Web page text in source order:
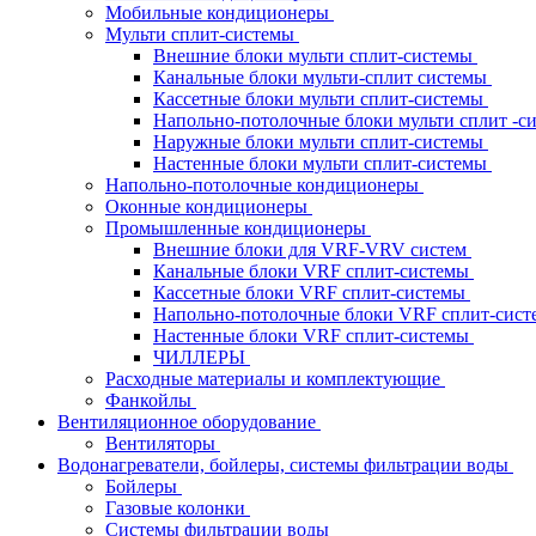
Мобильные кондиционеры
Мульти сплит-системы
Внешние блоки мульти сплит-системы
Канальные блоки мульти-сплит системы
Кассетные блоки мульти сплит-системы
Напольно-потолочные блоки мульти сплит -
Наружные блоки мульти сплит-системы
Настенные блоки мульти сплит-системы
Напольно-потолочные кондиционеры
Оконные кондиционеры
Промышленные кондиционеры
Внешние блоки для VRF-VRV систем
Канальные блоки VRF сплит-системы
Кассетные блоки VRF сплит-системы
Напольно-потолочные блоки VRF сплит-
Настенные блоки VRF сплит-системы
ЧИЛЛЕРЫ
Расходные материалы и комплектующие
Фанкойлы
Вентиляционное оборудование
Вентиляторы
Водонагреватели, бойлеры, системы фильтрации воды
Бойлеры
Газовые колонки
Системы фильтрации воды